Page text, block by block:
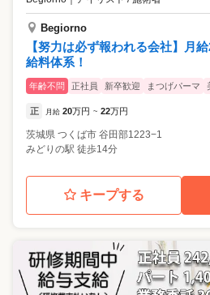
Begiorno
【努力は必ず報われる会社】月
給料体系！
年齢不問 正社員 新卒歓迎 まつげパーマ
正 月給 20万円 ~ 22万円
茨城県 つくば市 谷田部1223−1
みどりの駅 徒歩14分
キープする